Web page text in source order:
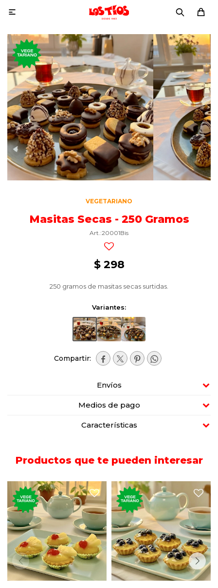

VEGETARIANO
Masitas Secas - 250 Gramos
20001Bis
$ 298
250 gramos de masitas secas surtidas.
Variantes:
   
Envíos
Medios de pago
Características
Productos que te pueden interesar
250 gramos de masitas de
ananá con crema pastelera.
250 gramos de masitas de
arándano con crema
pastelera.